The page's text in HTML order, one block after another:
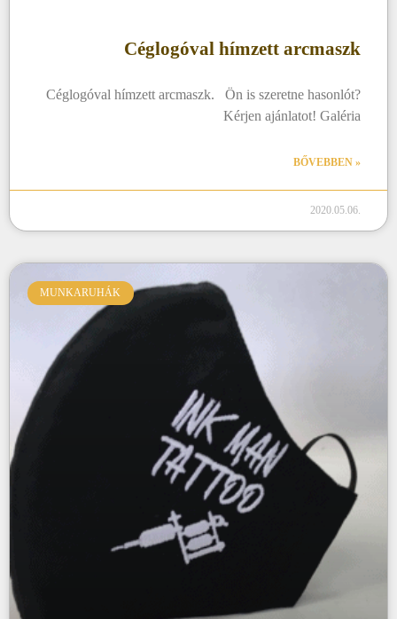
Céglogóval hímzett arcmaszk
Céglogóval hímzett arcmaszk. Ön is szeretne hasonlót?
Kérjen ajánlatot! Galéria
BŐVEBBEN »
2020.05.06.
MUNKARUHÁK